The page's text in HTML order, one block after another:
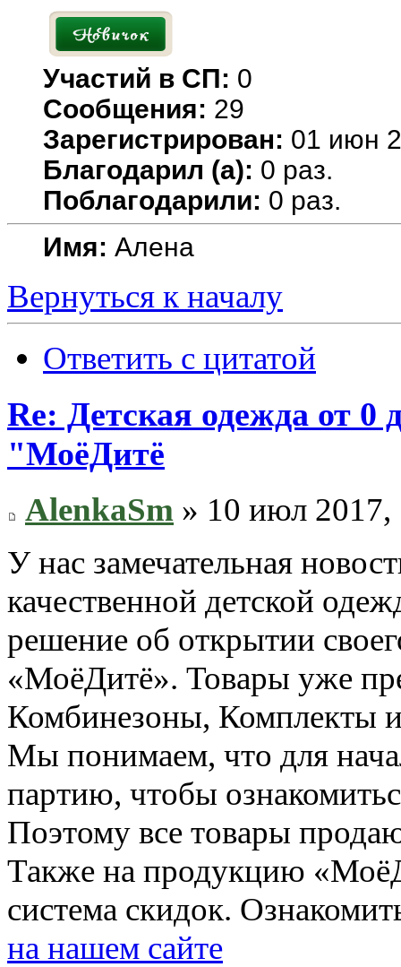
Участий в СП: 0
Сообщения: 29
Зарегистрирован: 01 июн
Благодарил (а): 0 раз.
Поблагодарили: 0 раз.
Имя: Алена
Вернуться к началу
Ответить с цитатой
Re: Детская одежда от
"МоёДитё
AlenkaSm » 10 июл 2017,
У нас замечательная
качественной детской
решение об открытии
«МоёДитё». Товары уже
Комбинезоны, Комплекты
Мы понимаем, что для
партию, чтобы
Поэтому все товары
Также на продукцию
система скидок.
на нашем сайте